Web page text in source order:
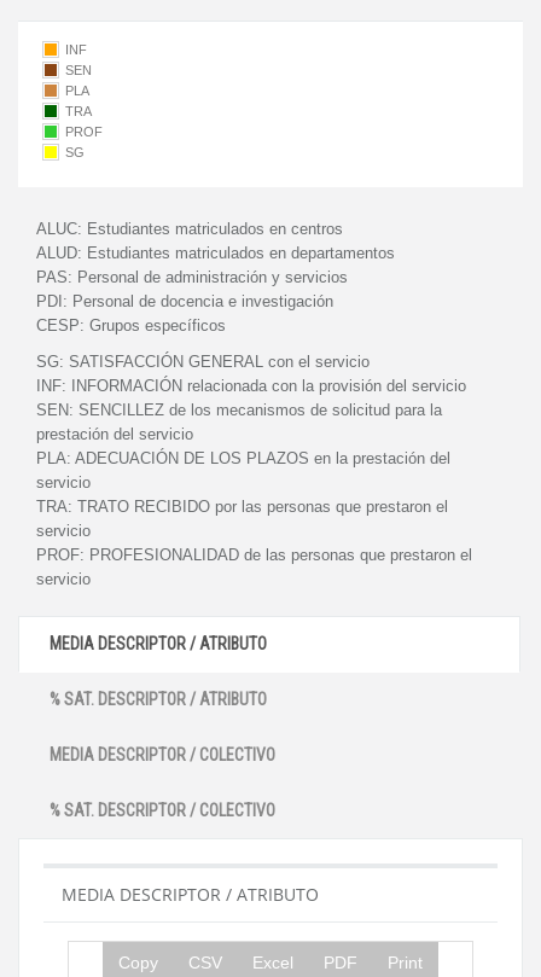
INF
SEN
PLA
TRA
PROF
SG
ALUC: Estudiantes matriculados en centros
ALUD: Estudiantes matriculados en departamentos
PAS: Personal de administración y servicios
PDI: Personal de docencia e investigación
CESP: Grupos específicos
SG: SATISFACCIÓN GENERAL con el servicio
INF:
INFORMACIÓN relacionada con la provisión del servicio
SEN: SENCILLEZ de los mecanismos de solicitud para la
prestación del servicio
PLA: ADECUACIÓN DE LOS PLAZOS en la prestación del
servicio
TRA: TRATO RECIBIDO por las personas que prestaron el
servicio
PROF: PROFESIONALIDAD de las personas que prestaron el
servicio
MEDIA DESCRIPTOR / ATRIBUTO
% SAT. DESCRIPTOR / ATRIBUTO
MEDIA DESCRIPTOR / COLECTIVO
% SAT. DESCRIPTOR / COLECTIVO
MEDIA DESCRIPTOR / ATRIBUTO
Copy CSV Excel PDF Print